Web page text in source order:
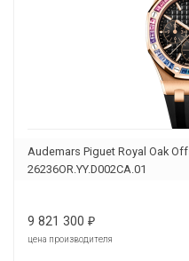
Audemars Piguet Royal Oak
26236OR.YY.D002CA.01
9 821 300 ₽
цена производителя